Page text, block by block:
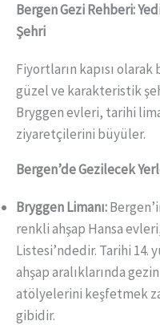
Bergen Gezi Rehberi:
Şehri
Fiyortların kapısı
güzel ve karakteristik
Bryggen evleri, tarihi
ziyaretçilerini büyüler.
Bergen’de Gezilecek
Bryggen Limanı:
renkli ahşap Hansa
Listesi’ndedir. Tarihi 14.
ahşap aralıklarında
atölyelerini keşfetmek
gibidir.